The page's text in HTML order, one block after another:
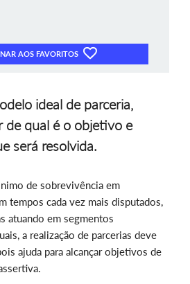
AOS FAVORITOS
ideal de parceria,
de qual é o objetivo e
será resolvida.
de sobrevivência em
tempos cada vez mais disputados,
atuando em segmentos
a realização de parcerias deve
ajuda para alcançar objetivos de